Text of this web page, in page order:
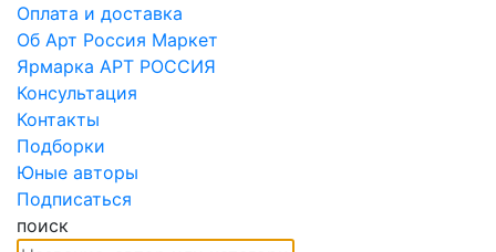
Оплата и доставка
Об Арт Россия Маркет
Ярмарка АРТ РОССИЯ
Консультация
Контакты
Подборки
Юные авторы
Подписаться
поиск